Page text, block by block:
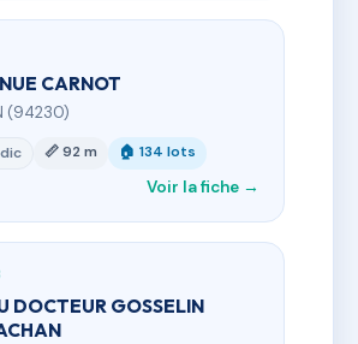
CARNOT
(94230)
📏 92 m 🏠 134 lots
Voir la fiche →
DOCTEUR GOSSELIN